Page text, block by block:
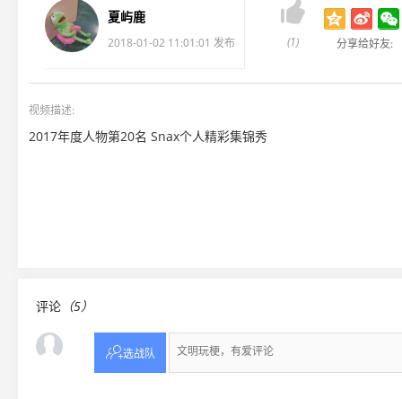
夏屿鹿
2018-01-02 11:01:01 发布

(1) 分享给好友:
视频描述:
2017年度人物第20名 Snax个人精彩集锦秀
评论 （5）
选战队